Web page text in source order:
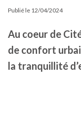
Publié le 12/04/2024
Au coeur de
de confort
la tranquillité